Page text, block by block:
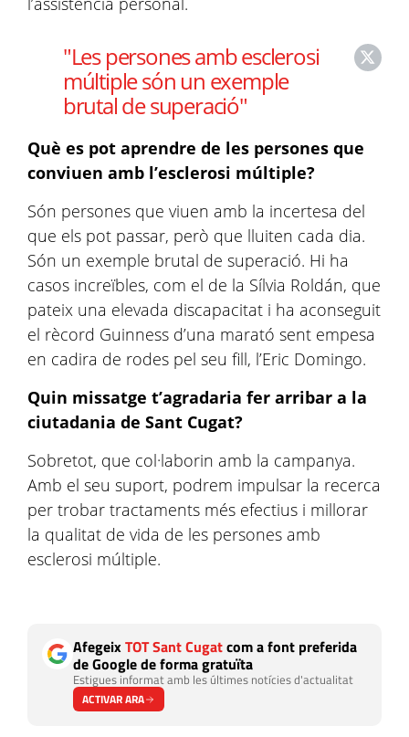
"Les persones amb esclerosi
múltiple són un exemple
brutal de superació"
Què es pot aprendre de les persones que
conviuen amb l’esclerosi múltiple?
Són persones que viuen amb la incertesa del
que els pot passar, però que lluiten cada dia.
Són un exemple brutal de superació. Hi ha
casos increïbles, com el de la Sílvia Roldán, que
pateix una elevada discapacitat i ha aconseguit
el rècord Guinness d’una marató sent empesa
en cadira de rodes pel seu fill, l’Eric Domingo.
Quin missatge t’agradaria fer arribar a la
ciutadania de Sant Cugat?
Sobretot, que col·laborin amb la campanya.
Amb el seu suport, podrem impulsar la recerca
per trobar tractaments més efectius i millorar
la qualitat de vida de les persones amb
esclerosi múltiple.
AfegeixTOT Sant Cugatcom a font preferida
de Google de forma gratuïta
Estigues informat amb les últimes notícies d'actualitat
ACTIVAR ARA